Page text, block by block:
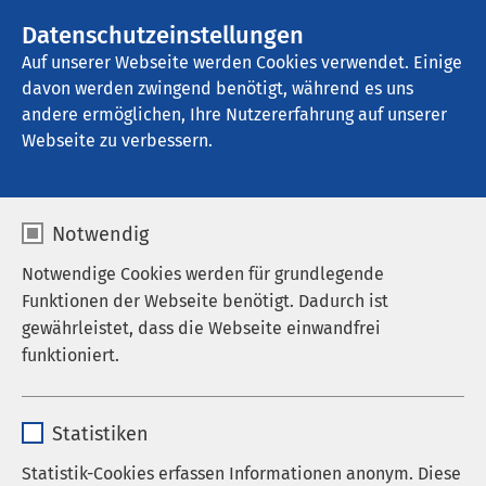
Datenschutzeinstellungen
Auf unserer Webseite werden Cookies verwendet. Einige
davon werden zwingend benötigt, während es uns
andere ermöglichen, Ihre Nutzererfahrung auf unserer
Webseite zu verbessern.
Notwendig
Notwendige Cookies werden für grundlegende
Funktionen der Webseite benötigt. Dadurch ist
gewährleistet, dass die Webseite einwandfrei
funktioniert.
Anbieter sgalinski
Statistiken
Statistik-Cookies erfassen Informationen anonym. Diese
AMEOS Klinikum Cuxhaven
Impressum
Was bewirkt Progressive
Muskelentspannung?
Die Progressive Muskelentspannung wird als
Therapie zur Stressbewältigung und zur Behandlung